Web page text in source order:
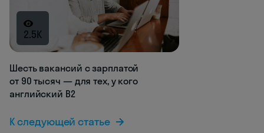
2.5K
Шесть вакансий с зарплатой
от 90 тысяч — для тех, у кого
английский B2
К следующей статье